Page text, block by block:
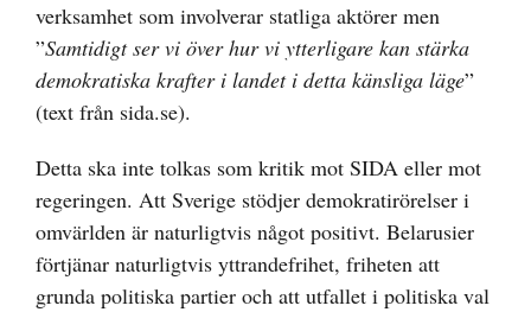
verksamhet som involverar statliga aktörer men
”Samtidigt ser vi över hur vi ytterligare kan stärka
demokratiska krafter i landet i detta känsliga läge”
(text från sida.se).
Detta ska inte tolkas som kritik mot SIDA eller mot
regeringen. Att Sverige stödjer demokratirörelser i
omvärlden är naturligtvis något positivt. Belarusier
förtjänar naturligtvis yttrandefrihet, friheten att
grunda politiska partier och att utfallet i politiska val